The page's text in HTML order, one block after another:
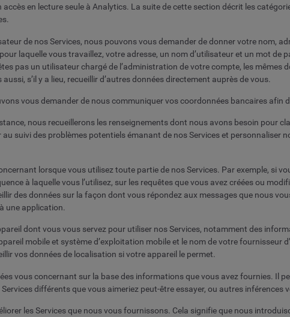
en lecture seule à Analytics. La suite de cette section décrit les
de nos Services, nous pouvons vous demander de donner votre nom,
laquelle vous travaillez, votre adresse, un nom d’utilisateur et un mot de
pas un utilisateur chargé de l’administration de votre compte, les
s’il y a lieu, recueillir d’autres données directement auprès de vous.
vous demander de nous communiquer vos coordonnées bancaires afin
nous recueillerons les renseignements dont nous avons besoin pour
suivi des problèmes potentiels émanant de nos Services et personnaliser
lorsque vous utilisez toute partie de nos Services. Par exemple, si
à laquelle vous l’utilisez, sur les requêtes que vous avez créées ou
des données sur la façon dont vous répondez aux messages que nous
une application.
dont vous vous servez pour utiliser nos Services, notamment des
mobile et système d’exploitation mobile et le nom de votre fournisseur
vos données de localisation si votre appareil le permet.
vous concernant sur la base des informations que vous avez fournies. Il
différents que vous aimeriez peut-être essayer, ou autres inférences
les Services que nous vous fournissons. Cela signifie que nous